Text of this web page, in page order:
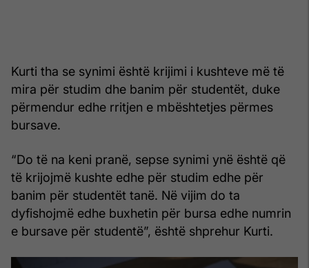
Kurti tha se synimi është krijimi i kushteve më të
mira për studim dhe banim për studentët, duke
përmendur edhe rritjen e mbështetjes përmes
bursave.
“Do të na keni pranë, sepse synimi ynë është që
të krijojmë kushte edhe për studim edhe për
banim për studentët tanë. Në vijim do ta
dyfishojmë edhe buxhetin për bursa edhe numrin
e bursave për studentë”, është shprehur Kurti.